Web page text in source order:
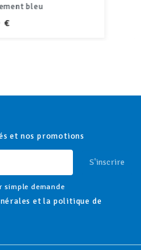
- Lapin
€
et nos promotions
S'inscrire
demande
et la politique de